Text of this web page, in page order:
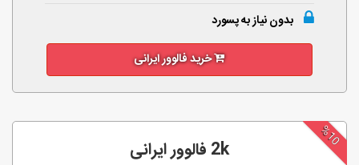
بدون نیاز به پسورد
خرید فالوور ایرانی
%10
2k فالوور ایرانی